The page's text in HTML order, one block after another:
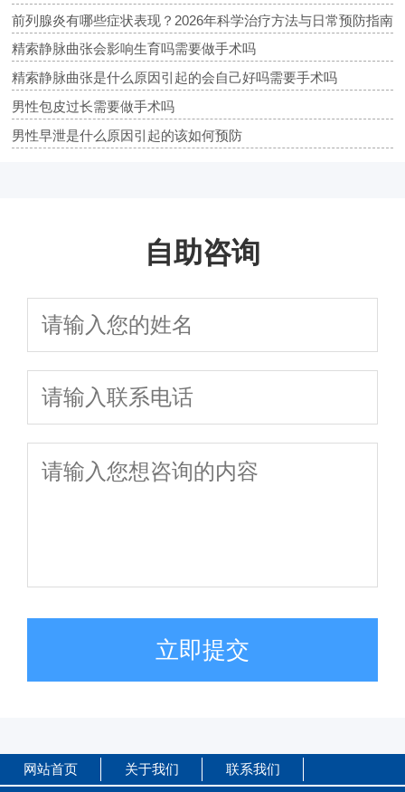
前列腺炎有哪些症状表现？2026年科学治疗方法与日常预防指南
精索静脉曲张会影响生育吗需要做手术吗
精索静脉曲张是什么原因引起的会自己好吗需要手术吗
男性包皮过长需要做手术吗
男性早泄是什么原因引起的该如何预防
自助咨询
立即提交
网站首页 关于我们 联系我们